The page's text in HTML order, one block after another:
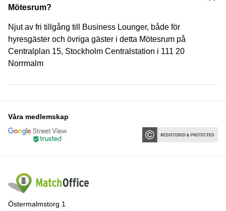
Mötesrum?
Njut av fri tillgång till Business Lounger, både för
hyresgäster och övriga gäster i detta Mötesrum på
Centralplan 15, Stockholm Centralstation i 111 20
Norrmalm
Våra medlemskap
Östermalmstorg 1